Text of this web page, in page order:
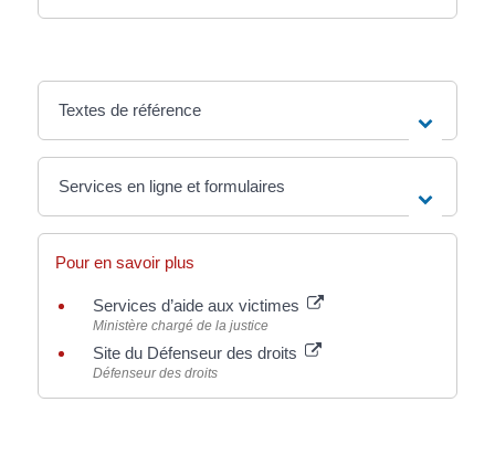
Textes de référence
Services en ligne et formulaires
Pour en savoir plus
Services d’aide aux victimes
Ministère chargé de la justice
Site du Défenseur des droits
Défenseur des droits